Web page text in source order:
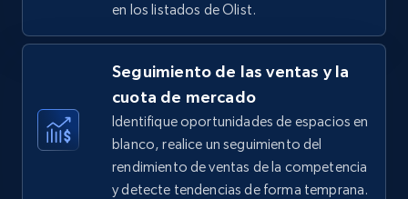
5.6K+ 874+ Comenzar ahora
TikTok Shop
URL, Title, Available, Description, Currency, Initial
price, Final price, Discount percent, and more.
en los listados de Olist.
Seguimiento de las ventas y la
cuota de mercado
Identifique oportunidades de espacios en
blanco, realice un seguimiento del
rendimiento de ventas de la competencia
y detecte tendencias de forma temprana.